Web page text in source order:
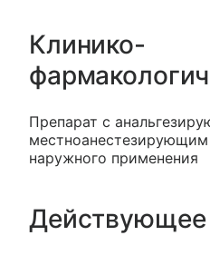
Клинико-
Препарат с
наружного применения
Действующее